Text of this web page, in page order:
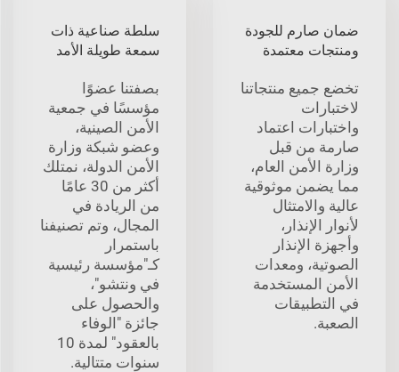
ضمان صارم للجودة
ومنتجات معتمدة
تخضع جميع منتجاتنا
لاختبارات
واختبارات اعتماد
صارمة من قبل
وزارة الأمن العام،
مما يضمن موثوقية
عالية والامتثال
لأنوار الإنذار،
وأجهزة الإنذار
الصوتية، ومعدات
الأمن المستخدمة
في التطبيقات
الصعبة.
سلطة صناعية ذات
سمعة طويلة الأمد
بصفتنا عضوًا
مؤسسًا في جمعية
الأمن الصينية،
وعضو شبكة وزارة
الأمن الدولة، نمتلك
أكثر من 30 عامًا
من الريادة في
المجال، وتم تصنيفنا
باستمرار
كـ"مؤسسة رئيسية
في ونتشو"،
والحصول على
جائزة "الوفاء
بالعقود" لمدة 10
سنوات متتالية.